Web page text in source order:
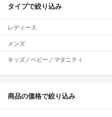
タイプで絞り込み
レディース
メンズ
キッズ／ベビー／マタニティ
商品の価格で絞り込み